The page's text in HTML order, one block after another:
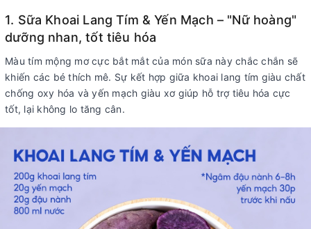
1. Sữa Khoai Lang Tím & Yến Mạch – "Nữ hoàng"
dưỡng nhan, tốt tiêu hóa
Màu tím mộng mơ cực bắt mắt của món sữa này chắc chắn sẽ
khiến các bé thích mê. Sự kết hợp giữa khoai lang tím giàu chất
chống oxy hóa và yến mạch giàu xơ giúp hỗ trợ tiêu hóa cực
tốt, lại không lo tăng cân.